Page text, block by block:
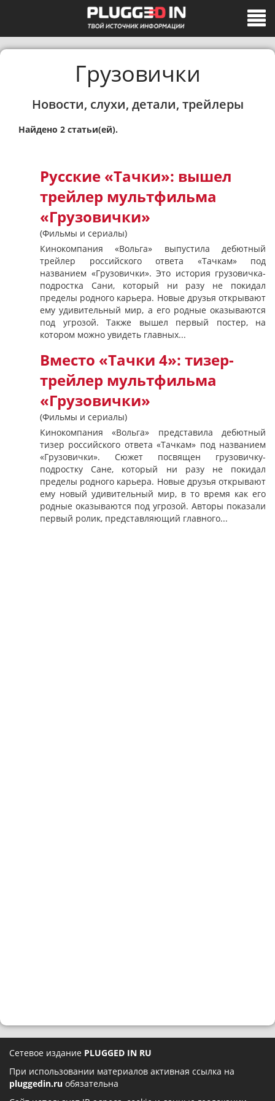
Грузовички
Новости, слухи, детали, трейлеры
Найдено 2 статьи(ей).
Русские «Тачки»: вышел
трейлер мультфильма
«Грузовички»
(Фильмы и сериалы)
Кинокомпания «Вольга» выпустила дебютный
трейлер российского ответа «Тачкам» под
названием «Грузовички». Это история грузовичка-
подростка Сани, который ни разу не покидал
пределы родного карьера. Новые друзья открывают
ему удивительный мир, а его родные оказываются
под угрозой. Также вышел первый постер, на
котором можно увидеть главных...
Вместо «Тачки 4»: тизер-
трейлер мультфильма
«Грузовички»
(Фильмы и сериалы)
Кинокомпания «Вольга» представила дебютный
тизер российского ответа «Тачкам» под названием
«Грузовички». Сюжет посвящен грузовичку-
подростку Сане, который ни разу не покидал
пределы родного карьера. Новые друзья открывают
ему новый удивительный мир, в то время как его
родные оказываются под угрозой. Авторы показали
первый ролик, представляющий главного...
Сетевое издание PLUGGED IN RU
При использовании материалов активная ссылка на
pluggedin.ru обязательна